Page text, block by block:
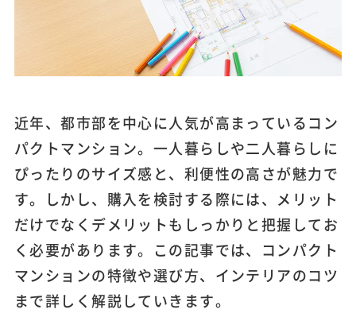
近年、都市部を中心に人気が高まっているコン
パクトマンション。一人暮らしや二人暮らしに
ぴったりのサイズ感と、利便性の高さが魅力で
す。しかし、購入を検討する際には、メリット
だけでなくデメリットもしっかりと把握してお
く必要があります。この記事では、コンパクト
マンションの特徴や選び方、インテリアのコツ
まで詳しく解説していきます。